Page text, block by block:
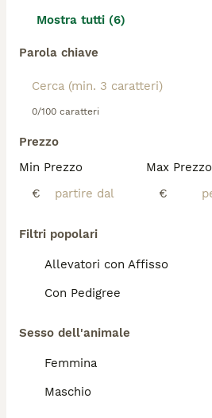
Mostra tutti (6)
Parola chiave
0/100 caratteri
Prezzo
Min Prezzo
€
Max Prezzo
€
Filtri popolari
Allevatori con Affisso
Con Pedigree
Sesso dell'animale
Femmina
Maschio